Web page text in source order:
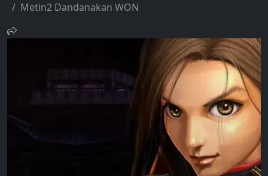
Metin2 Dandanakan WON